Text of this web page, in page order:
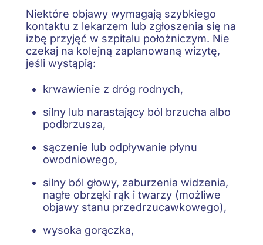
Niektóre objawy wymagają szybkiego
kontaktu z lekarzem lub zgłoszenia się na
izbę przyjęć w szpitalu położniczym. Nie
czekaj na kolejną zaplanowaną wizytę,
jeśli wystąpią:
krwawienie z dróg rodnych,
silny lub narastający ból brzucha albo
podbrzusza,
sączenie lub odpływanie płynu
owodniowego,
silny ból głowy, zaburzenia widzenia,
nagłe obrzęki rąk i twarzy (możliwe
objawy stanu przedrzucawkowego),
wysoka gorączka,